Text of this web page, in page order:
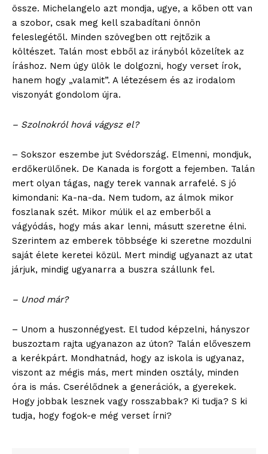
blogSZOLNOK
szubjektív élményportál
ELŐFIZETÉS
össze. Michelangelo azt mondja, ugye, a kőben ott van
a szobor, csak meg kell szabadítani önnön
feleslegétől. Minden szövegben ott rejtőzik a
költészet. Talán most ebből az irányból közelítek az
íráshoz. Nem úgy ülök le dolgozni, hogy verset írok,
hanem hogy „valamit”. A létezésem és az irodalom
viszonyát gondolom újra.
– Szolnokról hová vágysz el?
– Sokszor eszembe jut Svédország. Elmenni, mondjuk,
erdőkerülőnek. De Kanada is forgott a fejemben. Talán
mert olyan tágas, nagy terek vannak arrafelé. S jó
kimondani: Ka-na-da. Nem tudom, az álmok mikor
foszlanak szét. Mikor múlik el az emberből a
vágyódás, hogy más akar lenni, másutt szeretne élni.
Szerintem az emberek többsége ki szeretne mozdulni
saját élete keretei közül. Mert mindig ugyanazt az utat
járjuk, mindig ugyanarra a buszra szállunk fel.
– Unod már?
– Unom a huszonnégyest. El tudod képzelni, hányszor
buszoztam rajta ugyanazon az úton? Talán előveszem
a kerékpárt. Mondhatnád, hogy az iskola is ugyanaz,
viszont az mégis más, mert minden osztály, minden
óra is más. Cserélődnek a generációk, a gyerekek.
Hogy jobbak lesznek vagy rosszabbak? Ki tudja? S ki
tudja, hogy fogok-e még verset írni?